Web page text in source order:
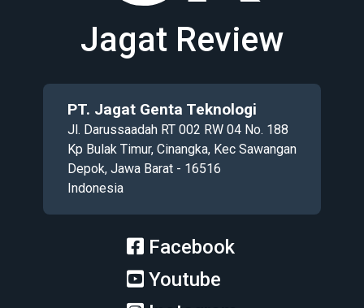
Jagat Review
PT. Jagat Genta Teknologi
Jl. Darussaadah RT 002 RW 04 No. 188
Kp Bulak Timur, Cinangka, Kec Sawangan
Depok, Jawa Barat - 16516
Indonesia
Facebook
Youtube